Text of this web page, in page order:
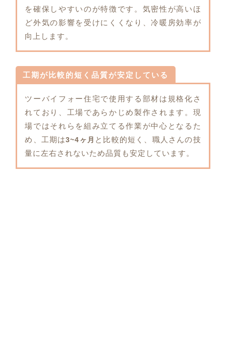
を確保しやすいのが特徴です。気密性が高いほ
ど外気の影響を受けにくくなり、冷暖房効率が
向上します。
工期が比較的短く品質が安定している
ツーバイフォー住宅で使用する部材は規格化さ
れており、工場であらかじめ製作されます。現
場ではそれらを組み立てる作業が中心となるた
め、工期は3~4ヶ月 と比較的短く、職人さんの技
量に左右されないため品質も安定しています。